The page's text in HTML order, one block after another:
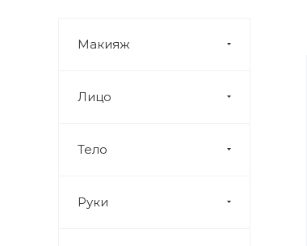
Макияж
Лицо
Тело
Руки